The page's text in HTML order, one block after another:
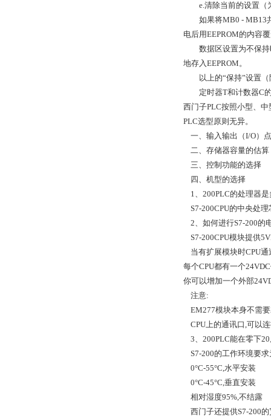
e.清除当前的设置（
如果将MB0 - MB13共
电后用EEPROM的内容
数据区设置为不保持时
地存入EEPROM。
以上的“保持”设置（
定时器T和计数器C的
西门子PLC按照小型、
PLC选型原则无异。
一、输入输出（I/O）
二、存储器容量的估算
三、控制功能的选择
四、机型的选择
1、200PLC的处理器是
S7-200CPU的中央处
2、如何进行S7-200的
S7-200CPU模块提供
当有扩展模块时CPU通
每个CPU都有一个
你可以增加一个外部
注意:
EM277模块本身不需
CPU上的通讯口,可以
3、200PLC能在零下
S7-200的工作环境要求
0°C-55°C,水平安装
0°C-45°C,垂直安装
相对湿度95%,不结露
西门子还提供S7-200的